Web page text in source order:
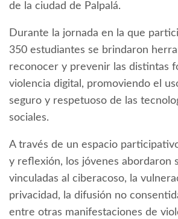
de la ciudad de Palpalá.
Durante la jornada en la que
350 estudiantes se brindaron
reconocer y prevenir las distintas
violencia digital, promoviendo el
seguro y respetuoso de las
sociales.
A través de un espacio
y reflexión, los jóvenes abordaron
vinculadas al ciberacoso, la
privacidad, la difusión no
entre otras manifestaciones de